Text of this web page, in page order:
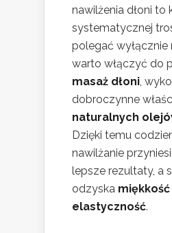
nawilżenia dłoni to
systematycznej
polegać wyłącznie
warto włączyć do
masaż dłoni,
dobroczynne
naturalnych
Dzięki temu
nawilżanie
lepsze rezultaty, a
odzyska miękkość
elastyczność.